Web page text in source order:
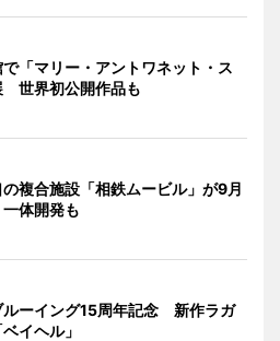
「マリー・アントワネット・ス
世界初公開作品も
複合施設「相鉄ムービル」が9月
体開発も
ルーイング15周年記念 新作ラガ
イヘル」